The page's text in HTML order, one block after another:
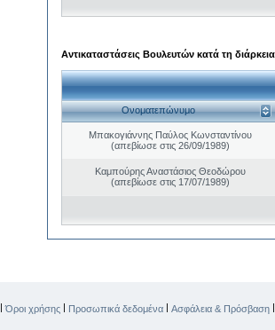
Αντικαταστάσεις Βουλευτών κατά τη
Ονοματεπώνυμο
Μπακογιάννης Παύλος Κωνσταντίνου
(απεβίωσε στις 26/09/1989)
Καμπούρης Αναστάσιος Θεοδώρου
(απεβίωσε στις 17/07/1989)
|Όροι χρήσης | Προσωπικά δεδομένα | Ασφάλεια & Πρόσβαση